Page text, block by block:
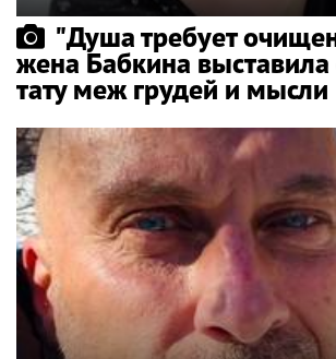
"Душа требует
жена Бабкина
тату меж грудей и мысли